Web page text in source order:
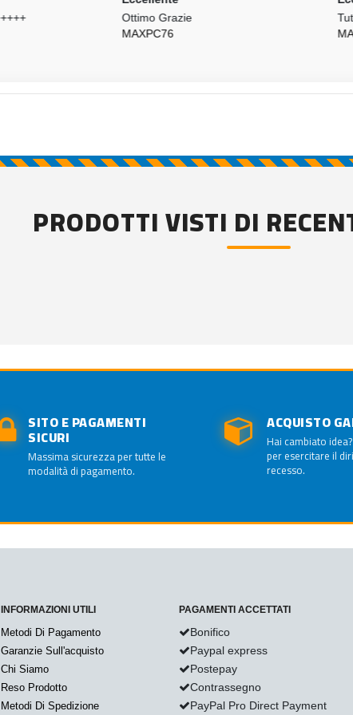
Ottimo Grazie
PRODOTTI VISTI DI
SITO E PAGAMENTI
SICURI
Massima sicurezza per tutte le
modalità di pagamento.
ACQUISTO
Hai cambiato
per esercitare il
recesso.
INFORMAZIONI UTILI
Metodi Di Pagamento
Garanzie Sull'acquisto
Chi Siamo
Reso Prodotto
Metodi Di Spedizione
PAGAMENTI ACCETTATI
Bonifico
Paypal express
Postepay
Contrassegno
PayPal Pro Direct Payment